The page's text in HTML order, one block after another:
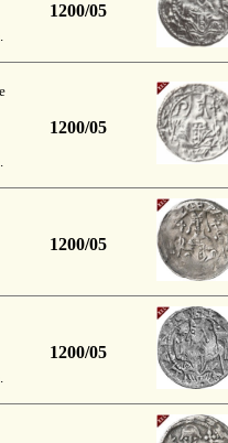
1200/05
1200/05
1200/05
1200/05